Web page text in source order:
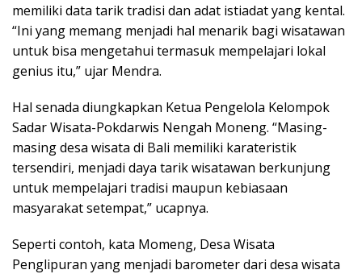
memiliki data tarik tradisi dan adat istiadat yang kental.
“Ini yang memang menjadi hal menarik bagi wisatawan
untuk bisa mengetahui termasuk mempelajari lokal
genius itu,” ujar Mendra.
Hal senada diungkapkan Ketua Pengelola Kelompok
Sadar Wisata-Pokdarwis Nengah Moneng. “Masing-
masing desa wisata di Bali memiliki karateristik
tersendiri, menjadi daya tarik wisatawan berkunjung
untuk mempelajari tradisi maupun kebiasaan
masyarakat setempat,” ucapnya.
Seperti contoh, kata Momeng, Desa Wisata
Penglipuran yang menjadi barometer dari desa wisata